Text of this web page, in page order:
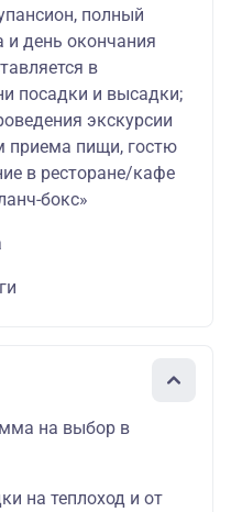
полный
и день окончания
в
посадки и высадки;
экскурсии
приема пищи, гостю
в ресторане/кафе
бокс»
на выбор в
на теплоход и от